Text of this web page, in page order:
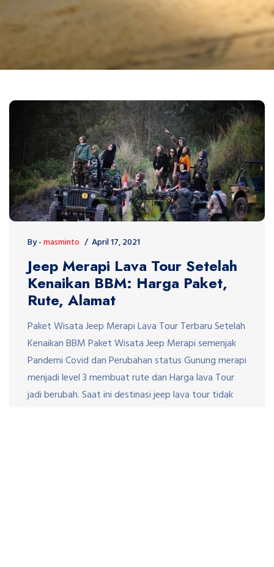
By -masminto April 17, 2021
Jeep Merapi Lava Tour Setelah
Kenaikan BBM: Harga Paket,
Rute, Alamat
Paket Wisata Jeep Merapi Lava Tour Terbaru Setelah
Kenaikan BBM Paket Wisata Jeep Merapi semenjak
Pandemi Covid dan Perubahan status Gunung merapi
menjadi level 3 membuat rute dan Harga lava Tour
jadi berubah. Saat ini destinasi jeep lava tour tidak